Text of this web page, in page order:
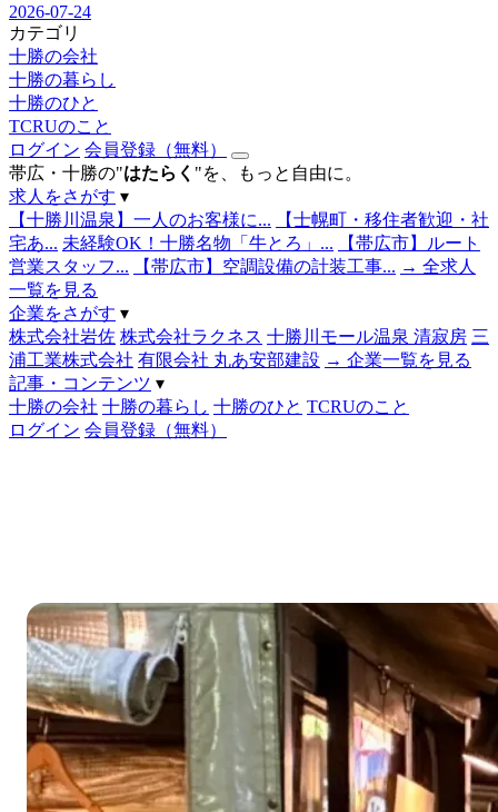
2026-07-24
カテゴリ
十勝の会社
十勝の暮らし
十勝のひと
TCRUのこと
ログイン 会員登録（無料）
帯広・十勝の"はたらく "を、もっと自由に。
求人をさがす ▾
【十勝川温泉】一人のお客様に...
【士幌町・移住者歓迎・社
宅あ... 未経験OK！十勝名物「牛とろ」...
【帯広市】ルート
営業スタッフ...
【帯広市】空調設備の計装工事... → 全求人
一覧を見る
企業をさがす ▾
株式会社岩佐 株式会社ラクネス 十勝川モール温泉 清寂房 三
浦工業株式会社 有限会社 丸あ安部建設 → 企業一覧を見る
記事・コンテンツ ▾
十勝の会社 十勝の暮らし 十勝のひと TCRUのこと
ログイン 会員登録（無料）